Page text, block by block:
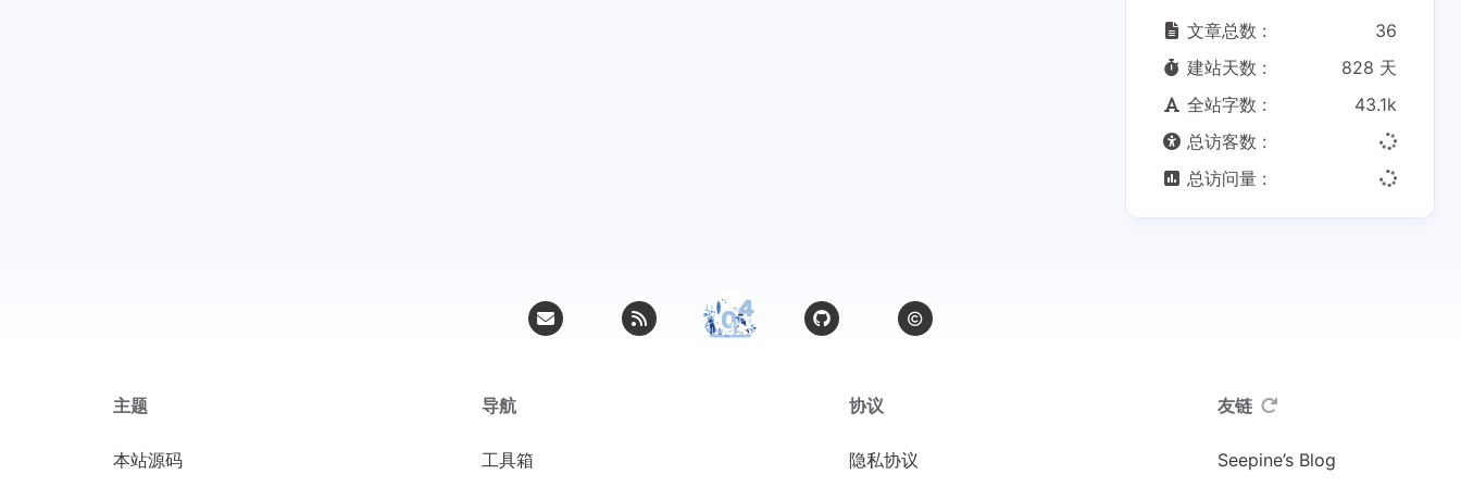
文章总数 :
36
建站天数 :
828 天
全站字数 :
43.1k
总访客数 :
总访问量 :
主题
本站源码
导航
工具箱
协议
隐私协议
友链
Seepine’s Blog